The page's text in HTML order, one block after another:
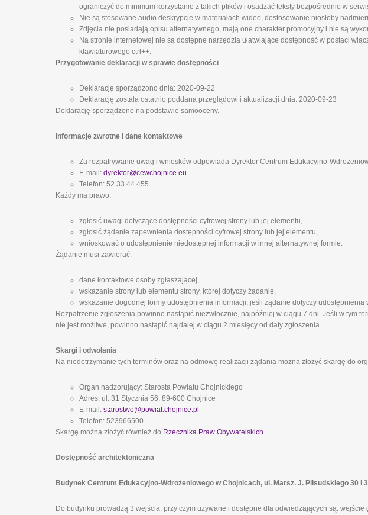
ograniczyć do minimum korzystanie z takich plików i osadzać teksty bezpośrednio w
Nie są stosowane audio deskrypcje w materiałach wideo, dostosowanie niosłoby
Zdjęcia nie posiadają opisu alternatywnego, mają one charakter promocyjny i nie są
Na stronie internetowej nie są dostępne narzędzia ułatwiające dostępność w postaci
klawiaturowego ctrl++.
Przygotowanie deklaracji w sprawie dostępności
Deklarację sporządzono dnia: 2020-09-22
Deklarację została ostatnio poddana przeglądowi i aktualizacji dnia: 2020-09-23
Deklarację sporządzono na podstawie samooceny.
Informacje zwrotne i dane kontaktowe
Za rozpatrywanie uwag i wniosków odpowiada Dyrektor Centrum Edukacyjno-
E-mail: dyrektor@cewchojnice.eu
Telefon: 52 33 44 455
Każdy ma prawo:
zgłosić uwagi dotyczące dostępności cyfrowej strony lub jej elementu,
zgłosić żądanie zapewnienia dostępności cyfrowej strony lub jej elementu,
wnioskować o udostępnienie niedostępnej informacji w innej alternatywnej formie.
Żądanie musi zawierać:
dane kontaktowe osoby zgłaszającej,
wskazanie strony lub elementu strony, której dotyczy żądanie,
wskazanie dogodnej formy udostępnienia informacji, jeśli żądanie dotyczy
Rozpatrzenie zgłoszenia powinno nastąpić niezwłocznie, najpóźniej w ciągu 7 dni. Jeśli w tym
nie jest możliwe, powinno nastąpić najdalej w ciągu 2 miesięcy od daty zgłoszenia.
Skargi i odwołania
Na niedotrzymanie tych terminów oraz na odmowę realizacji żądania można złożyć skargę do
Organ nadzorujący: Starosta Powiatu Chojnickiego
Adres: ul. 31 Stycznia 56, 89-600 Chojnice
E-mail: starostwo@powiat.chojnice.pl
Telefon: 523966500
Skargę można złożyć również do Rzecznika Praw Obywatelskich.
Dostępność architektoniczna
Budynek Centrum Edukacyjno-Wdrożeniowego w Chojnicach, ul. Marsz. J. Piłsudskiego 30 i
Do budynku prowadzą 3 wejścia, przy czym używane i dostępne dla odwiedzających są: